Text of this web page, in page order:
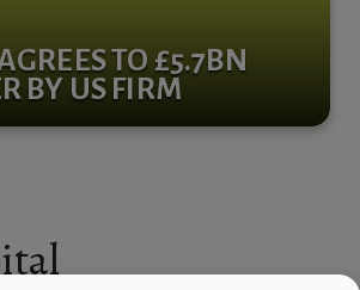
TO £5.7BN
BY US FIRM